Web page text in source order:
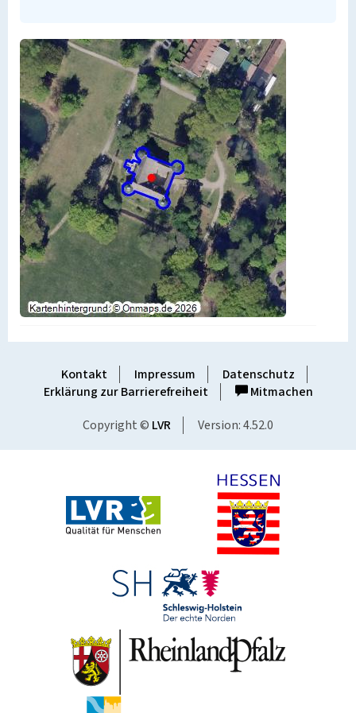
Kontakt Impressum
Datenschutz
Erklärung zur Barrierefreiheit
Mitmachen
Copyright © LVR Version: 4.52.0